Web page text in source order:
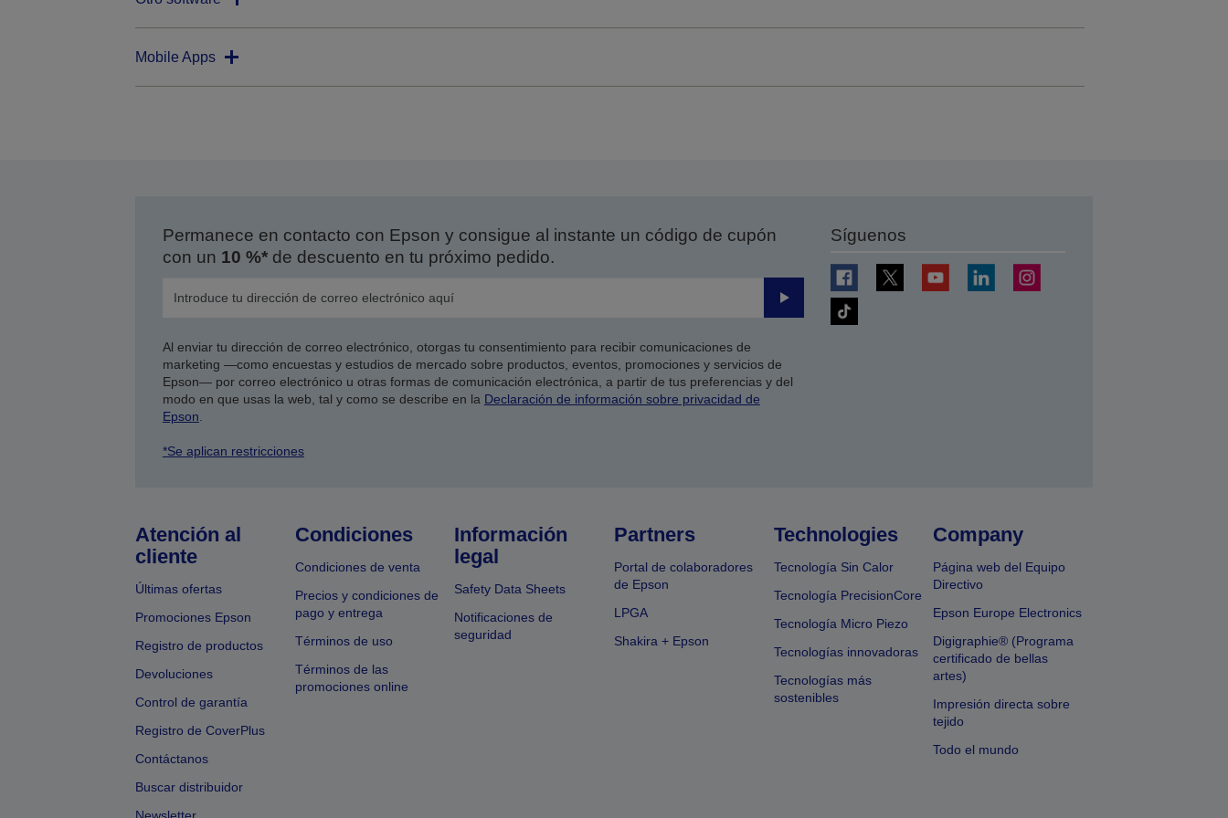
Mobile Apps
Permanece en contacto con Epson y consigue al instante un código de cupón
con un 10 %*de descuento en tu próximo pedido.
Enviar
Al enviar tu dirección de correo electrónico, otorgas tu consentimiento para recibir comunicaciones de
marketing —como encuestas y estudios de mercado sobre productos, eventos, promociones y servicios de
Epson— por correo electrónico u otras formas de comunicación electrónica, a partir de tus preferencias y del
modo en que usas la web, tal y como se describe en la Declaración de información sobre privacidad de
Epson.
*Se aplican restricciones
Síguenos
Atención al
cliente
Últimas ofertas
Promociones Epson
Registro de productos
Devoluciones
Control de garantía
Registro de CoverPlus
Contáctanos
Buscar distribuidor
Condiciones
Condiciones de venta
Precios y condiciones de
pago y entrega
Términos de uso
Términos de las
promociones online
Información
legal
Safety Data Sheets
Notificaciones de
seguridad
Partners
Portal de colaboradores
de Epson
LPGA
Shakira + Epson
Technologies
Tecnología Sin Calor
Tecnología PrecisionCore
Tecnología Micro Piezo
Tecnologías innovadoras
Tecnologías más
sostenibles
Company
Página web del Equipo
Directivo
Epson Europe Electronics
Digigraphie® (Programa
certificado de bellas
artes)
Impresión directa sobre
tejido
Todo el mundo